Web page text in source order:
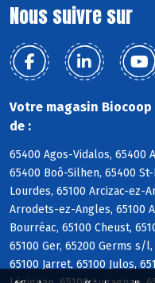
Nous suivre sur
Votre magasin Biocoop
de :
65400 Agos-Vidalos, 65400
65400 Boô-Silhen, 65400
Lourdes, 65100 Arcizac-ez-
Arrodets-ez-Angles, 65100
Bourréac, 65100 Cheust,
65100 Ger, 65200 Germs s/
65100 Jarret, 65100 Julos,